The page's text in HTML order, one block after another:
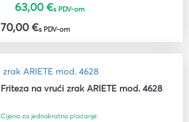
63,00 €s PDV-om
70,00 €s PDV-om
Friteza na vrući zrak ARIETE mod. 4628
Cijena za jednokratno plaćanje: